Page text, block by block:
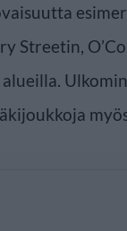
Streetin,
alueilla.